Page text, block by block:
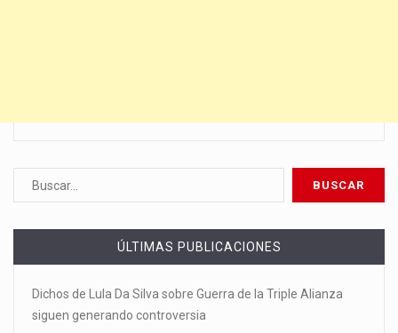
ÚLTIMAS PUBLICACIONES
Dichos de Lula Da Silva sobre Guerra de la Triple Alianza
siguen generando controversia